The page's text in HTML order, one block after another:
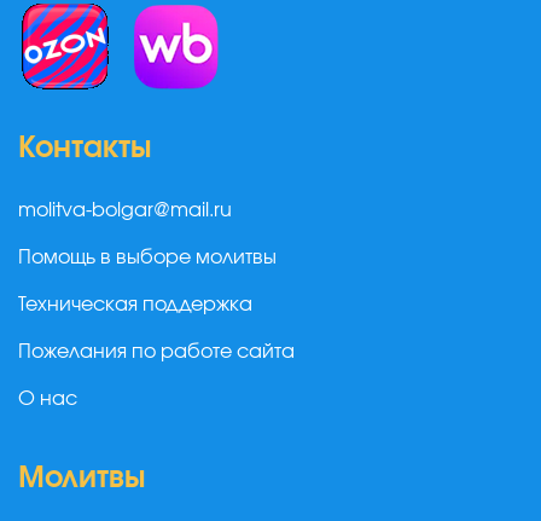
Контакты
molitva-bolgar@mail.ru
Помощь в выборе молитвы
Техническая поддержка
Пожелания по работе сайта
О нас
Молитвы